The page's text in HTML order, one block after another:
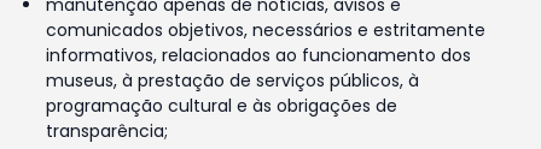
manutenção apenas de notícias, avisos e
comunicados objetivos, necessários e estritamente
informativos, relacionados ao funcionamento dos
museus, à prestação de serviços públicos, à
programação cultural e às obrigações de
transparência;